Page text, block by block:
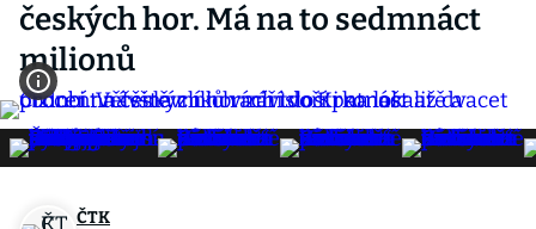
českých hor. Má na to sedmnáct
milionů
ČTK